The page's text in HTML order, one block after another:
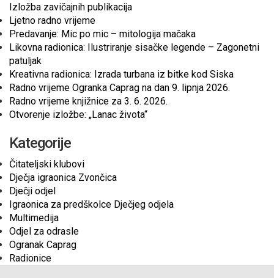
Izložba zavičajnih publikacija
Ljetno radno vrijeme
Predavanje: Mic po mic – mitologija mačaka
Likovna radionica: Ilustriranje sisačke legende – Zagonetni
patuljak
Kreativna radionica: Izrada turbana iz bitke kod Siska
Radno vrijeme Ogranka Caprag na dan 9. lipnja 2026.
Radno vrijeme knjižnice za 3. 6. 2026.
Otvorenje izložbe: „Lanac života“
Kategorije
Čitateljski klubovi
Dječja igraonica Zvončica
Dječji odjel
Igraonica za predškolce Dječjeg odjela
Multimedija
Odjel za odrasle
Ogranak Caprag
Radionice